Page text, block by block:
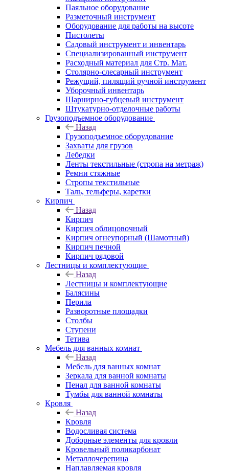
Паяльное оборудование
Разметочный инструмент
Оборудование для работы на высоте
Пистолеты
Садовый инструмент и инвентарь
Специализированный инструмент
Расходный материал для Стр. Мат.
Столярно-слесарный инструмент
Режущий, пилящий ручной инструмент
Уборочный инвентарь
Шарнирно-губцевый инструмент
Штукатурно-отделочные работы
Грузоподъемное оборудование
Назад
Грузоподъемное оборудование
Захваты для грузов
Лебедки
Ленты текстильные (стропа на метраж)
Ремни стяжные
Стропы текстильные
Таль, тельферы, каретки
Кирпич
Назад
Кирпич
Кирпич облицовочный
Кирпич огнеупорный (Шамотный)
Кирпич печной
Кирпич рядовой
Лестницы и комплектующие
Назад
Лестницы и комплектующие
Балясины
Перила
Разворотные площадки
Столбы
Ступени
Тетива
Мебель для ванных комнат
Назад
Мебель для ванных комнат
Зеркала для ванной комнаты
Пенал для ванной комнаты
Тумбы для ванной комнаты
Кровля
Назад
Кровля
Водосливая система
Доборные элементы для кровли
Кровельный поликарбонат
Металлочерепица
Наплавляемая кровля